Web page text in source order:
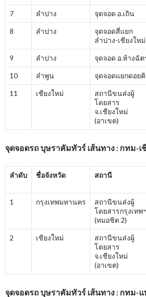
7 ลำปาง จุดจอด อ.เถิน
8 ลำปาง
จุดจอดสี่แยก
ลำปาง-เชียงใหม่
9 ลำปาง จุดจอด อ.ห้างฉัต
10 ลำพูน จุดจอดแยกดอยติ
11 เชียงใหม่
สถานีขนส่งผู้
โดยสาร
จ.เชียงใหม่
(อาเขต)
จุดจอดรถ บุษราคัมทัวร์ เส้นทาง : กทม-เ
ลำดับ ชื่อจังหวัด สถานี
1 กรุงเทพมหานคร
สถานีขนส่งผู้
โดยสารกรุงเทพฯ
(หมอชิต 2)
2 เชียงใหม่
สถานีขนส่งผู้
โดยสาร
จ.เชียงใหม่
(อาเขต)
จุดจอดรถ บุษราคัมทัวร์ เส้นทาง : กทม-